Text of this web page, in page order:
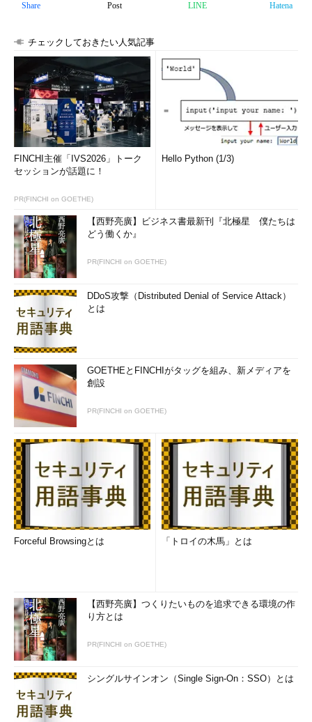
Share Post LINE Hatena
チェックしておきたい人気記事
FINCHI主催「IVS2026」トーク
セッションが話題に！
PR(FINCHI on GOETHE)
Hello Python (1/3)
【西野亮廣】ビジネス書最新刊『北極星 僕たちは
どう働くか』
PR(FINCHI on GOETHE)
DDoS攻撃（Distributed Denial of Service Attack）
とは
GOETHEとFINCHIがタッグを組み、新メディアを
創設
PR(FINCHI on GOETHE)
Forceful Browsingとは 「トロイの木馬」とは
【西野亮廣】つくりたいものを追求できる環境の作
り方とは
PR(FINCHI on GOETHE)
シングルサインオン（Single Sign-On：SSO）とは